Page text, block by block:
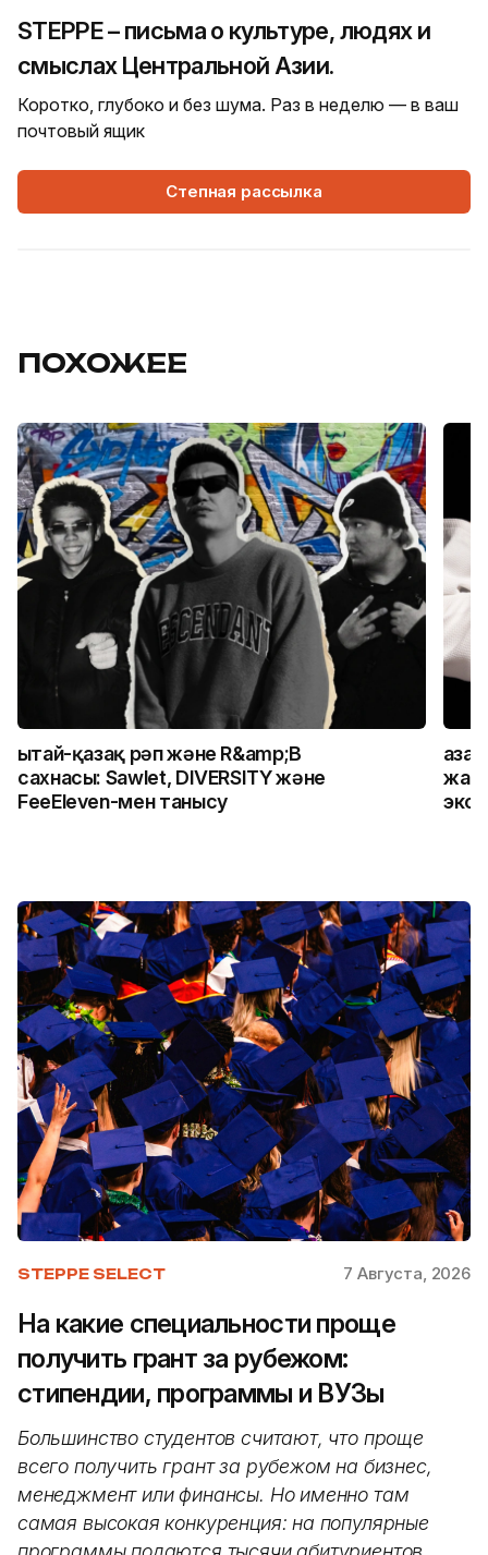
STEPPE – письма о культуре, людях и
смыслах Центральной Азии.
Коротко, глубоко и без шума. Раз в неделю — в ваш
почтовый ящик
Степная рассылка
ПОХОЖЕЕ
Қытай-қазақ рәп және R&amp;B
сахнасы: Sawlet, DIVERSITY және
FeeEleven-мен танысу
STEPPE SELECT 7 Августа, 2026
На какие специальности проще
получить грант за рубежом:
стипендии, программы и ВУЗы
Большинство студентов считают, что проще
всего получить грант за рубежом на бизнес,
менеджмент или финансы. Но именно там
самая высокая конкуренция: на популярные